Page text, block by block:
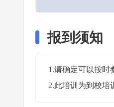
报到须知
1.请确定可以按时
2.此培训为到校培